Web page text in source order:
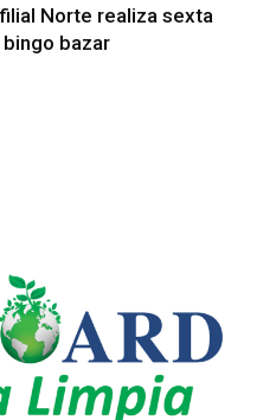
Norte realiza sexta
bazar